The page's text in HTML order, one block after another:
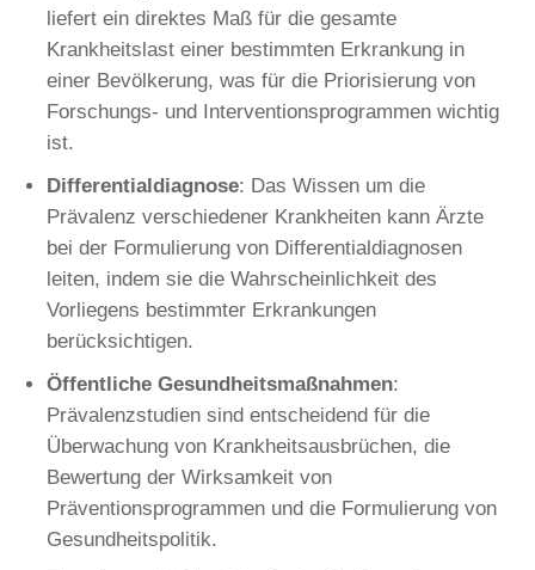
liefert ein direktes Maß für die gesamte
Krankheitslast einer bestimmten Erkrankung in
einer Bevölkerung, was für die Priorisierung von
Forschungs- und Interventionsprogrammen wichtig
ist.
Differentialdiagnose: Das Wissen um die
Prävalenz verschiedener Krankheiten kann Ärzte
bei der Formulierung von Differentialdiagnosen
leiten, indem sie die Wahrscheinlichkeit des
Vorliegens bestimmter Erkrankungen
berücksichtigen.
Öffentliche Gesundheitsmaßnahmen:
Prävalenzstudien sind entscheidend für die
Überwachung von Krankheitsausbrüchen, die
Bewertung der Wirksamkeit von
Präventionsprogrammen und die Formulierung von
Gesundheitspolitik.